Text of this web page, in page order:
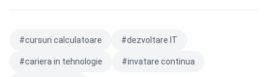
#cursuri calculatoare #dezvoltare IT
#cariera in tehnologie #invatare continua